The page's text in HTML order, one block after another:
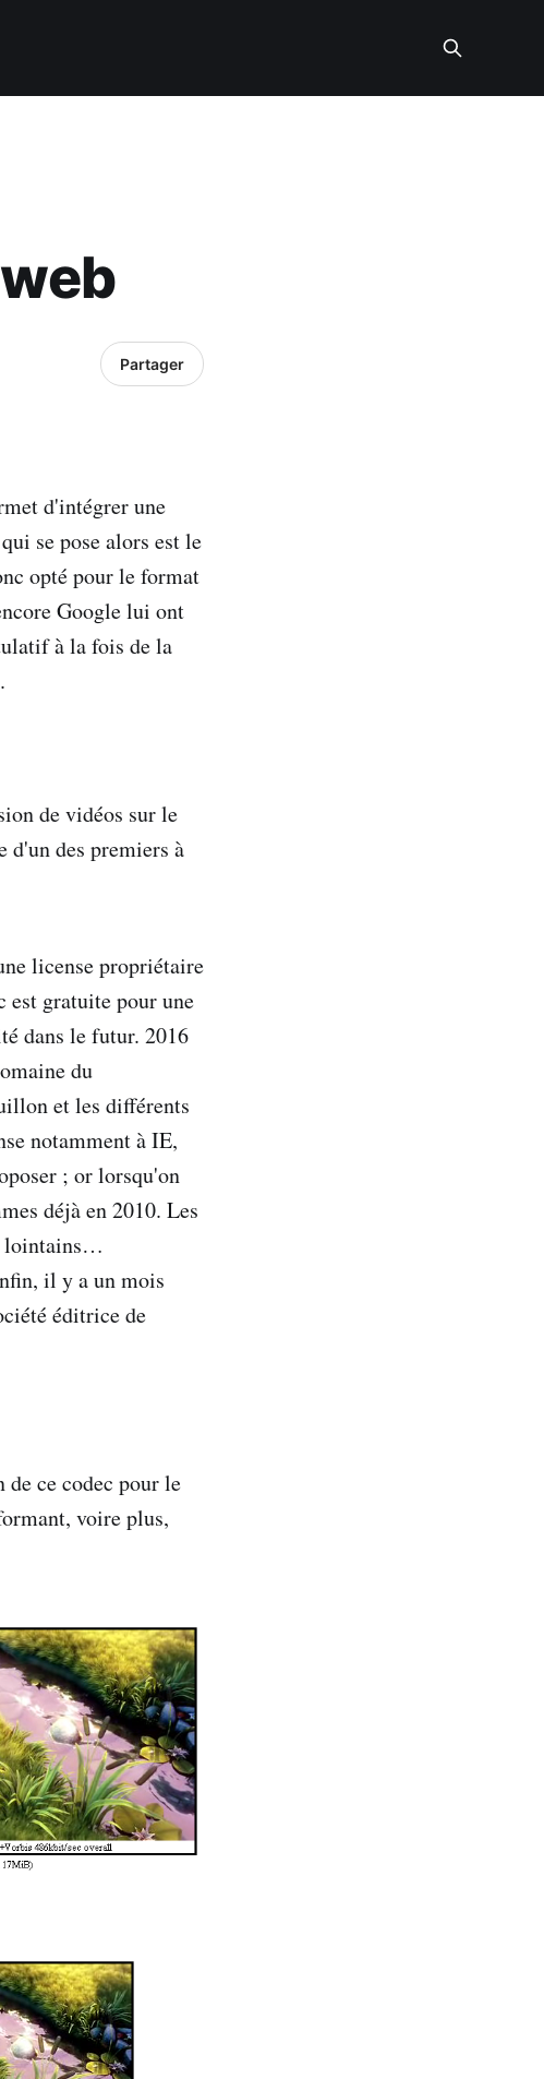
Partager
d'intégrer une
se pose alors est le
opté pour le format
Google lui ont
à la fois de la
de vidéos sur le
d'un des premiers à
license propriétaire
gratuite pour une
dans le futur. 2016
du
et les différents
notamment à IE,
; or lorsqu'on
déjà en 2010. Les
lointains…
il y a un mois
éditrice de
ce codec pour le
voire plus,